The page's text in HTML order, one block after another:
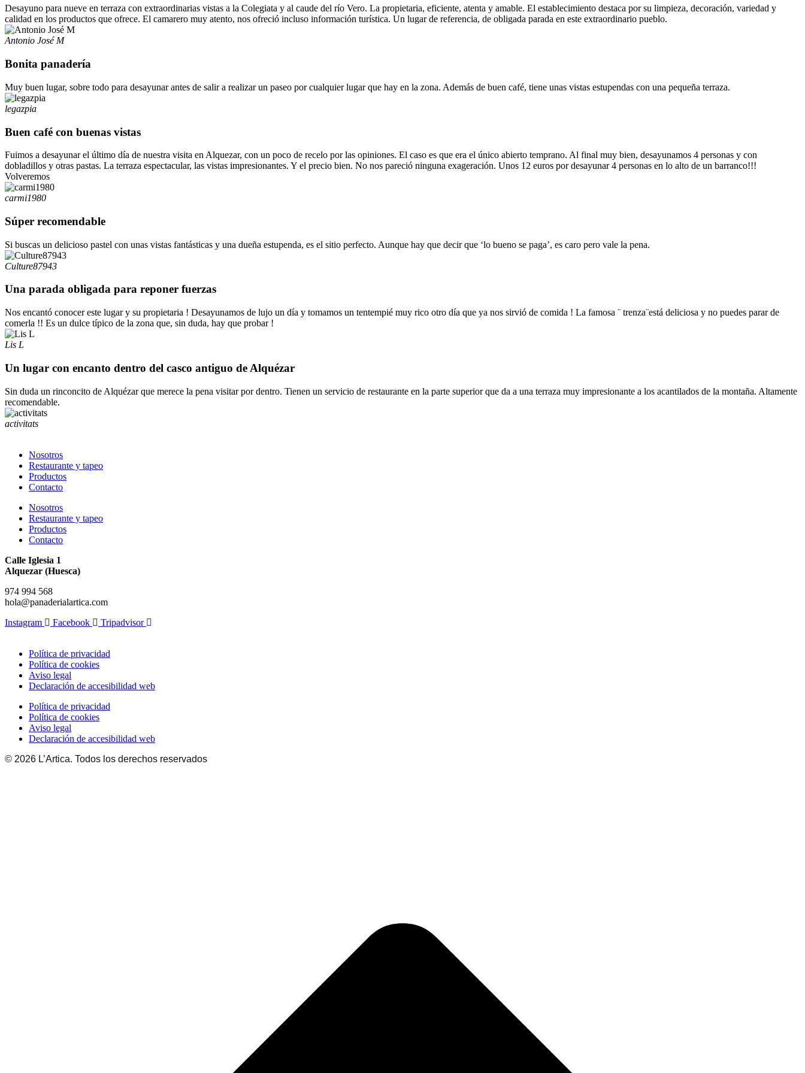
Desayuno para nueve en terraza con extraordinarias vistas a la Colegiata y al caude del río Vero. La propietaria, eficiente, atenta y amable. El establecimiento destaca por su limpieza, decoración, variedad y
calidad en los productos que ofrece. El camarero muy atento, nos ofreció incluso información turística. Un lugar de referencia, de obligada parada en este extraordinario pueblo.
Antonio José M
Bonita panadería
Muy buen lugar, sobre todo para desayunar antes de salir a realizar un paseo por cualquier lugar que hay en la zona. Además de buen café, tiene unas vistas estupendas con una pequeña terraza.
legazpia
Buen café con buenas vistas
Fuimos a desayunar el último día de nuestra visita en Alquezar, con un poco de recelo por las opiniones. El caso es que era el único abierto temprano. Al final muy bien, desayunamos 4 personas y con
dobladillos y otras pastas. La terraza espectacular, las vistas impresionantes. Y el precio bien. No nos pareció ninguna exageración. Unos 12 euros por desayunar 4 personas en lo alto de un barranco!!!
Volveremos
carmi1980
Súper recomendable
Si buscas un delicioso pastel con unas vistas fantásticas y una dueña estupenda, es el sitio perfecto. Aunque hay que decir que ‘lo bueno se paga’, es caro pero vale la pena.
Culture87943
Una parada obligada para reponer fuerzas
Nos encantó conocer este lugar y su propietaria ! Desayunamos de lujo un día y tomamos un tentempié muy rico otro día que ya nos sirvió de comida ! La famosa ¨ trenza¨está deliciosa y no puedes parar de
comerla !! Es un dulce típico de la zona que, sin duda, hay que probar !
Lis L
Un lugar con encanto dentro del casco antiguo de Alquézar
Sin duda un rinconcito de Alquézar que merece la pena visitar por dentro. Tienen un servicio de restaurante en la parte superior que da a una terraza muy impresionante a los acantilados de la montaña. Altamente
recomendable.
activitats
Nosotros
Restaurante y tapeo
Productos
Contacto
Nosotros
Restaurante y tapeo
Productos
Contacto
Calle Iglesia 1
Alquezar (Huesca)
974 994 568
hola@panaderialartica.com
Instagram
Facebook Tripadvisor
Política de privacidad
Política de cookies
Aviso legal
Declaración de accesibilidad web
Política de privacidad
Política de cookies
Aviso legal
Declaración de accesibilidad web
© 2026 L’Artica. Todos los derechos reservados